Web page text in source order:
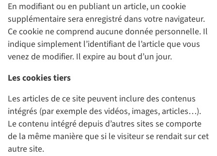
En modifiant ou en publiant un article, un cookie
supplémentaire sera enregistré dans votre navigateur.
Ce cookie ne comprend aucune donnée personnelle. Il
indique simplement l’identifiant de l’article que vous
venez de modifier. Il expire au bout d’un jour.
Les cookies tiers
Les articles de ce site peuvent inclure des contenus
intégrés (par exemple des vidéos, images, articles…).
Le contenu intégré depuis d’autres sites se comporte
de la même manière que si le visiteur se rendait sur cet
autre site.